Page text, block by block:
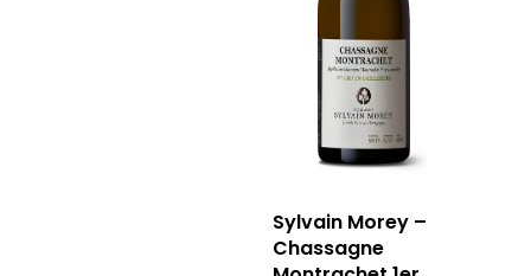
Sylvain Morey –
Chassagne